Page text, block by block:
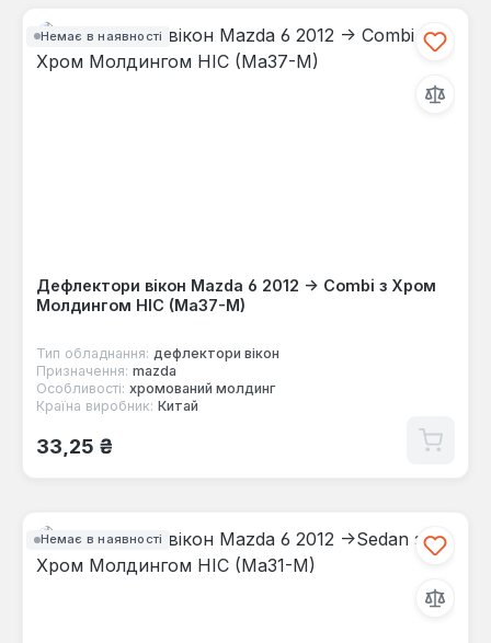
Немає в наявності
Дефлектори вікон Mazda 6 2012 -> Combi з Хром
Молдингом HIC (Ma37-M)
Тип обладнання: дефлектори вікон
Призначення: mazda
Особливості: хромований молдинг
Країна виробник: Китай
Звичайна ціна:
33,25 ₴
Немає в наявності